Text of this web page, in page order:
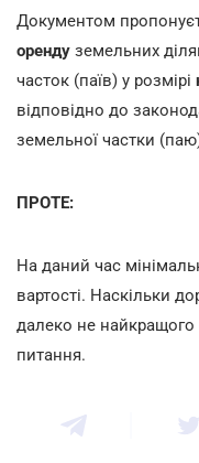
Документом
оренду земельних
часток (паїв) у розмірі
відповідно до
земельної частки
ПРОТЕ:
На даний час
вартості. Наскільки
далеко не найкращого
питання.